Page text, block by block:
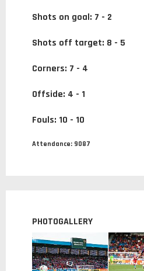
Shots on goal: 7 - 2
Shots off target: 8 - 5
Corners: 7 - 4
Offside: 4 - 1
Fouls: 10 - 10
Attendance: 9087
PHOTOGALLERY